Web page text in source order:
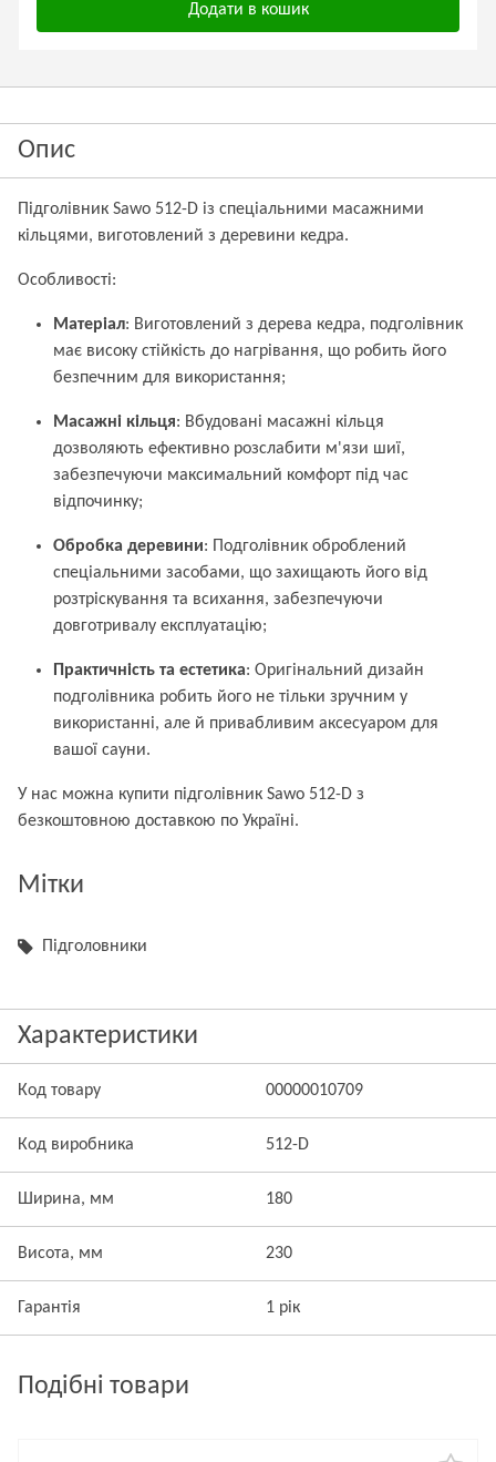
Додати в кошик
Опис
Підголівник Sawo 512-D із спеціальними масажними
кільцями, виготовлений з деревини кедра.
Особливості:
Матеріал: Виготовлений з дерева кедра, подголівник
має високу стійкість до нагрівання, що робить його
безпечним для використання;
Масажні кільця: Вбудовані масажні кільця
дозволяють ефективно розслабити м'язи шиї,
забезпечуючи максимальний комфорт під час
відпочинку;
Обробка деревини: Подголівник оброблений
спеціальними засобами, що захищають його від
розтріскування та всихання, забезпечуючи
довготривалу експлуатацію;
Практичність та естетика: Оригінальний дизайн
подголівника робить його не тільки зручним у
використанні, але й привабливим аксесуаром для
вашої сауни.
У нас можна купити підголівник Sawo 512-D з
безкоштовною доставкою по Україні.
Мітки
Підголовники
Характеристики
Код товару 00000010709
Код виробника 512-D
Ширина, мм 180
Висота, мм 230
Гарантія 1 рік
Подібні товари